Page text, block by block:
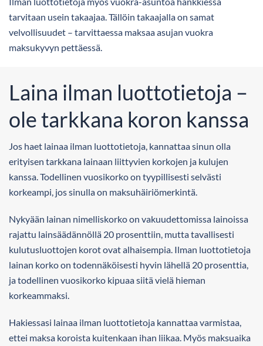
tarvitaan usein takaajaa. Tällöin takaajalla on samat
velvollisuudet – tarvittaessa maksaa asujan vuokra
maksukyvyn pettäessä.
Laina ilman luottotietoja –
ole tarkkana koron kanssa
Jos haet lainaa ilman luottotietoja, kannattaa sinun olla
erityisen tarkkana lainaan liittyvien korkojen ja kulujen
kanssa. Todellinen vuosikorko on tyypillisesti selvästi
korkeampi, jos sinulla on maksuhäiriömerkintä.
Nykyään lainan nimelliskorko on vakuudettomissa lainoissa
rajattu lainsäädännöllä 20 prosenttiin, mutta tavallisesti
kulutusluottojen korot ovat alhaisempia. Ilman luottotietoja
lainan korko on todennäköisesti hyvin lähellä 20 prosenttia,
ja todellinen vuosikorko kipuaa siitä vielä hieman
korkeammaksi.
Hakiessasi lainaa ilman luottotietoja kannattaa varmistaa,
ettei maksa koroista kuitenkaan ihan liikaa. Myös maksuaika